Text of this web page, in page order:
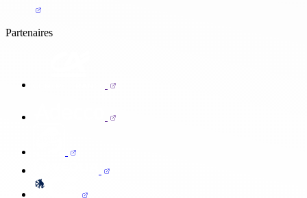
Partenaires